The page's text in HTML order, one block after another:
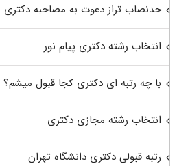
حدنصاب تراز دعوت به مصاحبه دکتری
انتخاب رشته دکتری پیام نور
با چه رتبه ای دکتری کجا قبول میشم؟
انتخاب رشته مجازی دکتری
رتبه قبولی دکتری دانشگاه تهران